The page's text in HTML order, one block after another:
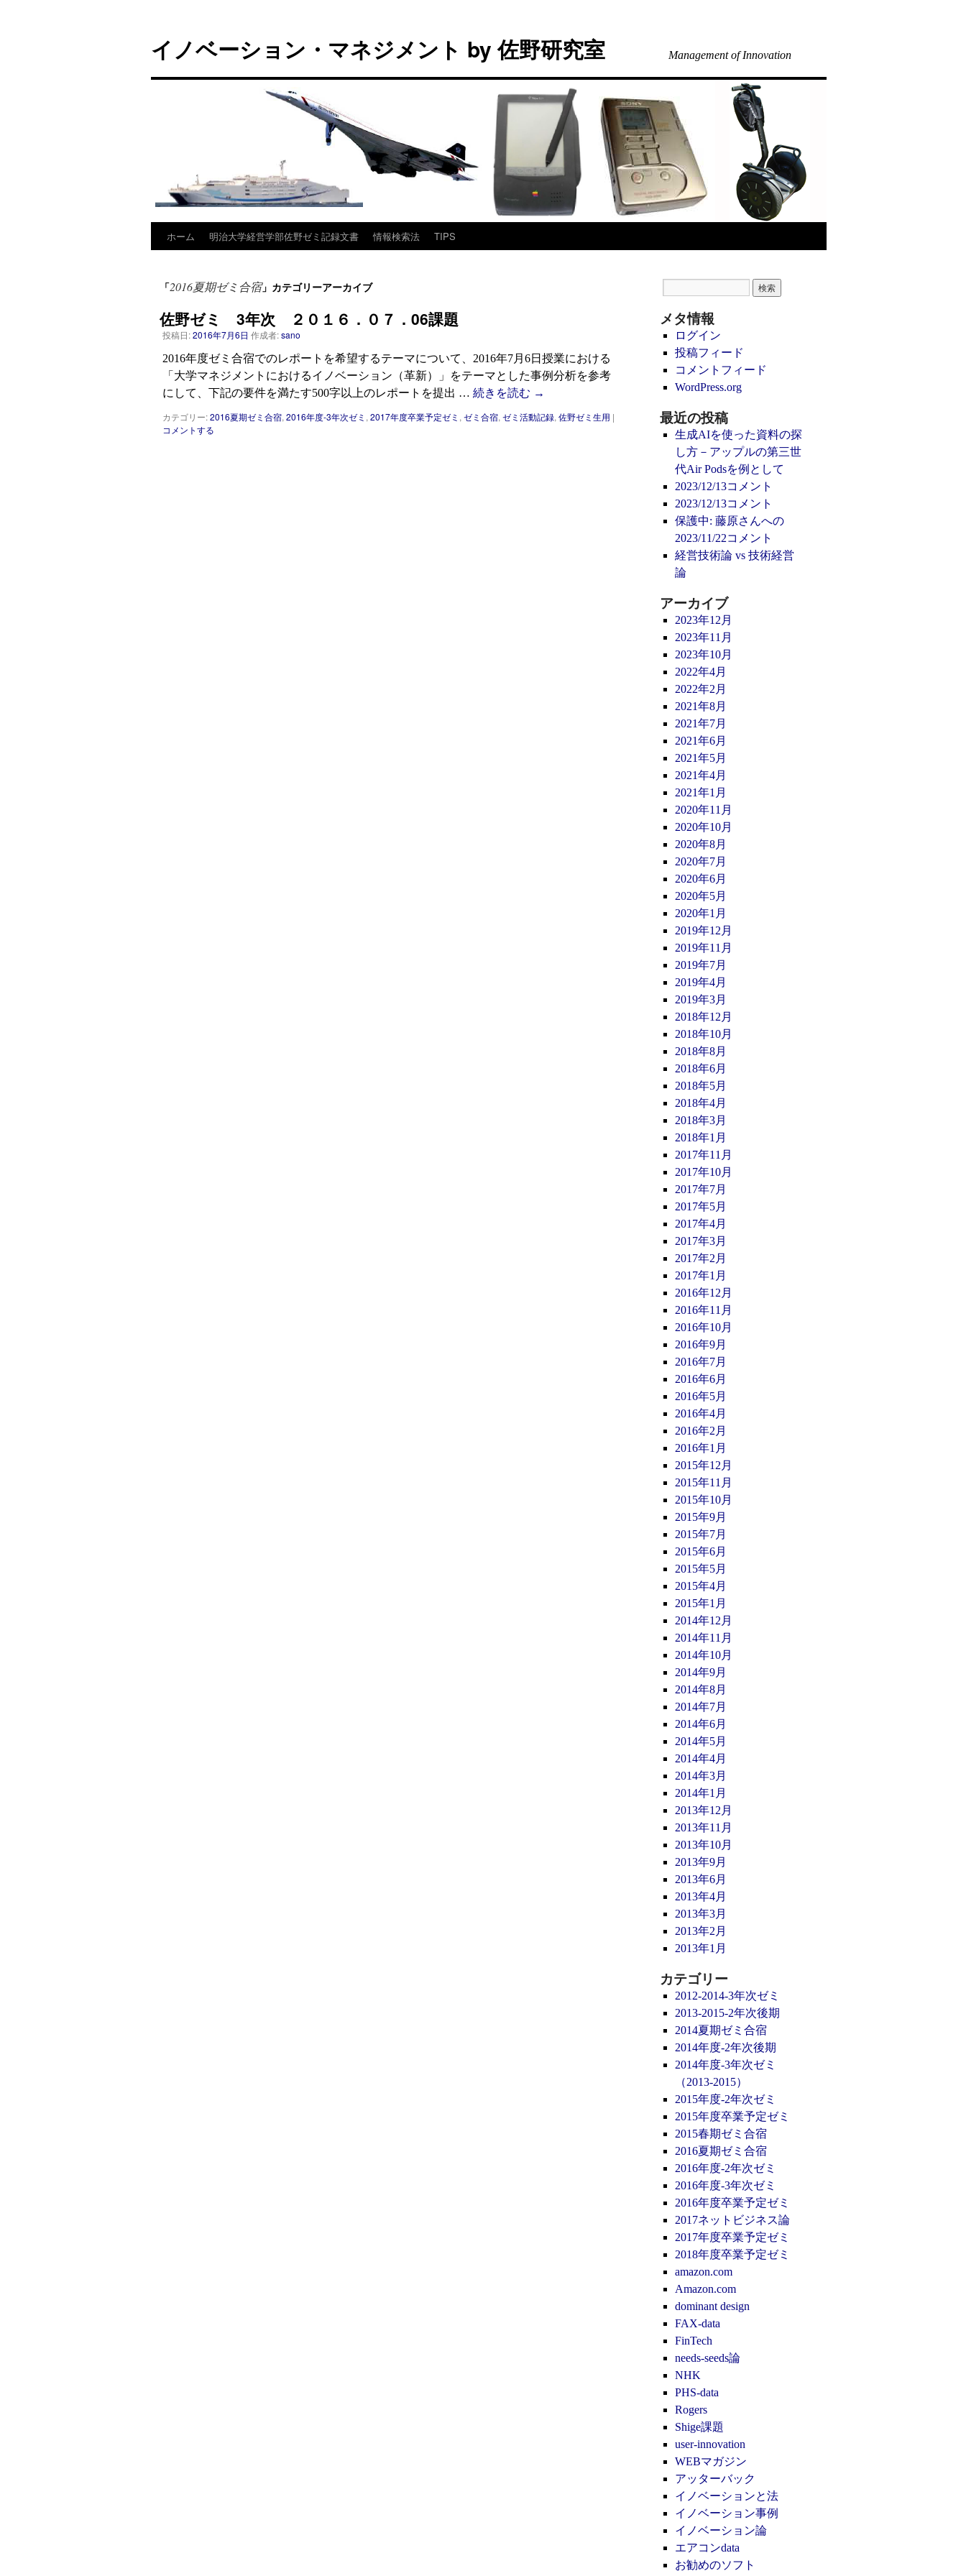
テ
イノベーション・マネジメント by 佐野研究室 Management of Innovation
ホーム 明治大学経営学部佐野ゼミ記録文書 情報検索法 TIPS
「2016夏期ゼミ合宿」カテゴリーアーカイブ
佐野ゼミ 3年次 ２０１６．０７．06課題
投稿日:2016年7月6日 作成者:sano
2016年度ゼミ合宿でのレポートを希望するテーマについて、2016年7月6日授業における
「大学マネジメントにおけるイノベーション（革新）」をテーマとした事例分析を参考
にして、下記の要件を満たす500字以上のレポートを提出 … 続きを読む →
カテゴリー:2016夏期ゼミ合宿, 2016年度-3年次ゼミ , 2017年度卒業予定ゼミ , ゼミ合宿, ゼミ活動記録, 佐野ゼミ生用 |
コメントする
メタ情報
ログイン
投稿フィード
コメントフィード
WordPress.org
最近の投稿
生成AIを使った資料の探
し方－アップルの第三世
代Air Podsを例として
2023/12/13コメント
2023/12/13コメント
保護中: 藤原さんへの
2023/11/22コメント
経営技術論 vs 技術経営
論
アーカイブ
2023年12月
2023年11月
2023年10月
2022年4月
2022年2月
2021年8月
2021年7月
2021年6月
2021年5月
2021年4月
2021年1月
2020年11月
2020年10月
2020年8月
2020年7月
2020年6月
2020年5月
2020年1月
2019年12月
2019年11月
2019年7月
2019年4月
2019年3月
2018年12月
2018年10月
2018年8月
2018年6月
2018年5月
2018年4月
2018年3月
2018年1月
2017年11月
2017年10月
2017年7月
2017年5月
2017年4月
2017年3月
2017年2月
2017年1月
2016年12月
2016年11月
2016年10月
2016年9月
2016年7月
2016年6月
2016年5月
2016年4月
2016年2月
2016年1月
2015年12月
2015年11月
2015年10月
2015年9月
2015年7月
2015年6月
2015年5月
2015年4月
2015年1月
2014年12月
2014年11月
2014年10月
2014年9月
2014年8月
2014年7月
2014年6月
2014年5月
2014年4月
2014年3月
2014年1月
2013年12月
2013年11月
2013年10月
2013年9月
2013年6月
2013年4月
2013年3月
2013年2月
2013年1月
カテゴリー
2012-2014-3年次ゼミ
2013-2015-2年次後期
2014夏期ゼミ合宿
2014年度-2年次後期
2014年度-3年次ゼミ
（2013-2015）
2015年度-2年次ゼミ
2015年度卒業予定ゼミ
2015春期ゼミ合宿
2016夏期ゼミ合宿
2016年度-2年次ゼミ
2016年度-3年次ゼミ
2016年度卒業予定ゼミ
2017ネットビジネス論
2017年度卒業予定ゼミ
2018年度卒業予定ゼミ
amazon.com
Amazon.com
dominant design
FAX-data
FinTech
needs-seeds論
NHK
PHS-data
Rogers
Shige課題
user-innovation
WEBマガジン
アッターバック
イノベーションと法
イノベーション事例
イノベーション論
エアコンdata
お勧めのソフト